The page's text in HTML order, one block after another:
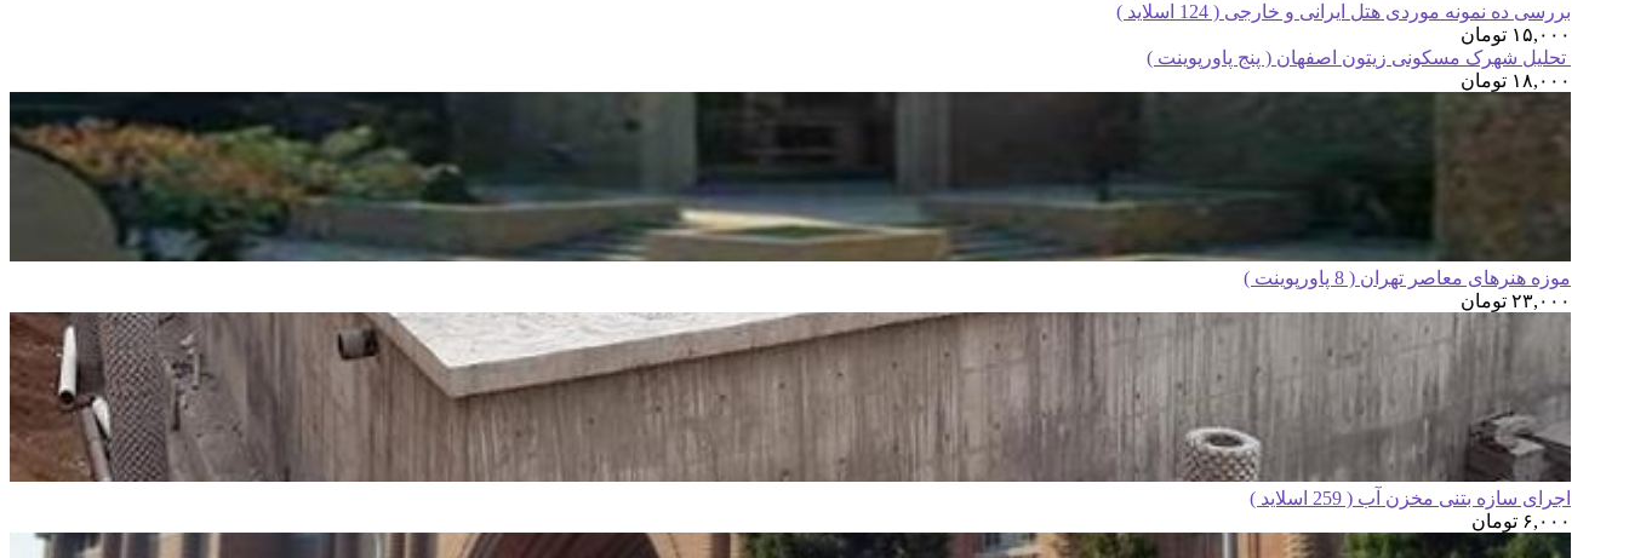
بررسی ده نمونه موردی هتل ایرانی و خارجی ( 124 اسلاید )
۱۵,۰۰۰ تومان
تحلیل شهرک مسکونی زیتون اصفهان ( پنج پاورپوینت )
۱۸,۰۰۰ تومان
موزه هنرهای معاصر تهران ( 8 پاورپوینت )
۲۳,۰۰۰ تومان
اجرای سازه بتنی مخزن آب ( 259 اسلاید )
۶,۰۰۰ تومان